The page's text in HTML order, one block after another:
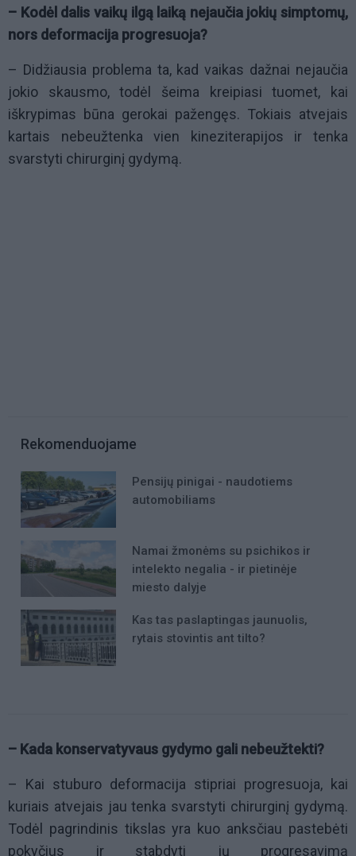
– Kodėl dalis vaikų ilgą laiką nejaučia jokių simptomų,
nors deformacija progresuoja?
– Didžiausia problema ta, kad vaikas dažnai nejaučia
jokio skausmo, todėl šeima kreipiasi tuomet, kai
iškrypimas būna gerokai pažengęs. Tokiais atvejais
kartais nebeužtenka vien kineziterapijos ir tenka
svarstyti chirurginį gydymą.
Rekomenduojame
Pensijų pinigai - naudotiems
automobiliams
Namai žmonėms su psichikos ir
intelekto negalia - ir pietinėje
miesto dalyje
Kas tas paslaptingas jaunuolis,
rytais stovintis ant tilto?
– Kada konservatyvaus gydymo gali nebeužtekti?
– Kai stuburo deformacija stipriai progresuoja, kai
kuriais atvejais jau tenka svarstyti chirurginį gydymą.
Todėl pagrindinis tikslas yra kuo anksčiau pastebėti
pokyčius ir stabdyti jų progresavimą